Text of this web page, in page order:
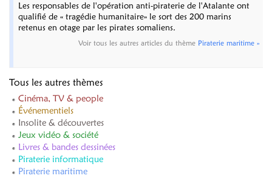
Les responsables de l'opération anti-piraterie de l'Atalante ont
qualifié de « tragédie humanitaire» le sort des 200 marins
retenus en otage par les pirates somaliens.
Voir tous les autres articles du thème Piraterie maritime »
Tous les autres thèmes
Cinéma, TV & people
Événementiels
Insolite & découvertes
Jeux vidéo & société
Livres & bandes dessinées
Piraterie informatique
Piraterie maritime